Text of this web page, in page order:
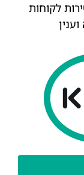
ושירות לקוחות